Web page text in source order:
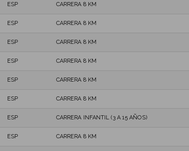
ESP CARRERA 8 KM
ESP CARRERA 8 KM
ESP CARRERA 8 KM
ESP CARRERA 8 KM
ESP CARRERA 8 KM
ESP CARRERA 8 KM
ESP CARRERA INFANTIL (3 A 15 AÑOS)
ESP CARRERA 8 KM